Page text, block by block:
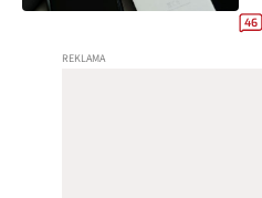
46